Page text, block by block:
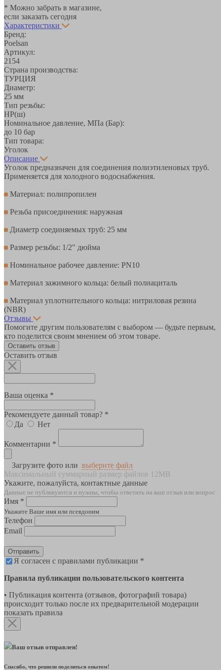
* Можно забрать в магазине,
если заказать сегодня
Характеристики
Бренд:
Poelsan
Артикул:
2154
Страна производства:
ТУРЦИЯ
Диаметр:
25 мм
Тип резьбы:
НР(ш)
Номинальное давление, МПа (Бар):
до 10 бар
Тип товара:
Уголок
Описание
Уголок предназначен для соединения полиэтиленовых труб.
Применяется для холодного водоснабжения.
Материал: полипропилен
Резьба присоединения: наружная
Диаметр соединяемых труб: 25 мм
Размер резьбы: 1/2" дюйма
Номинальное рабочее давление: PN10
Материал зажимного кольца: белый полиациталь
Материал уплотнительного кольца: нитриловая резина
(NBR)
Отзывы
Помогите другим пользователям с выбором — будьте первым,
кто поделится своим мнением об этом товаре.
Оставить отзыв
Оставить отзыв
Ваша оценка *
Рекомендуете данный товар? *
Да
Нет
Комментарии *
Загрузите фото или выберите файл
Максимальный суммарный размер файлов 12MB
Укажите, пожалуйста, контактные данные
Данные не публикуются и нужны, чтобы ответить на ваш отзыв или вопрос
Имя *
Укажите Ваше имя или псевдоним
Телефон
Email
Отправить
Я согласен с правилами публикации *
Правила публикации пользовательского контента
• Публикация контента (отзывов, фотографий товара)
происходит только после их предварительной модерации
показать правила
Ваш отзыв отправлен!
Спасибо, что решили поделиться опытом!